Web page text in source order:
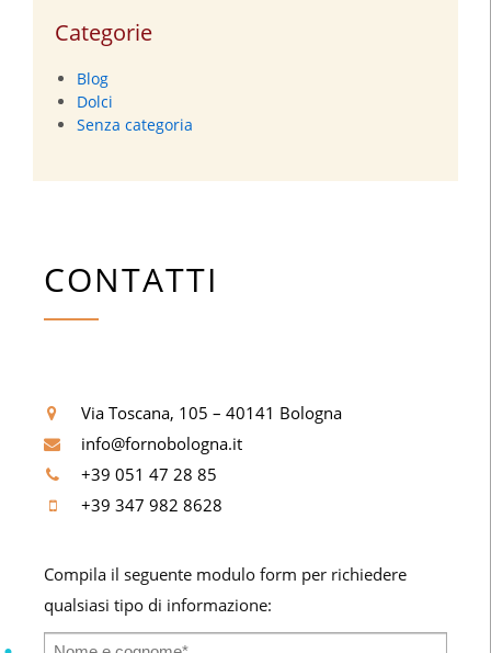
Categorie
Blog
Dolci
Senza categoria
CONTATTI
Via Toscana, 105 – 40141 Bologna
info@fornobologna.it
+39 051 47 28 85
+39 347 982 8628
Compila il seguente modulo form per richiedere
qualsiasi tipo di informazione: